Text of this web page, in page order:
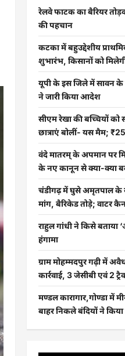
रेलवे फाटक का बैरियर
की पहचान
कटका में बहुउद्देशीय
शुभारंभ, किसानों को
यूपी के इस जिले में सावन के
ने जारी किया आदेश
सीएम रेखा की बच्चियों
छात्राएं बोलीं- यस मैम;
वंदे मातरम् के अपमान पर
के नए कानून से क्या-क्या
चंडीगढ़ में घुसे अमृतपाल के
मांग, बैरिकेड तोड़े; वाटर
राहुल गांधी ने किसे
हंगामा
ग्राम मोहम्मदपुर गढ़ी में
कार्रवाई, 3 जेसीबी एवं 2
मण्डल कारागार,गोण्डा में
बाहर निकले बंदियों ने